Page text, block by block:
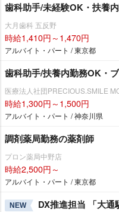
歯科助手/未経験OK・扶養
大月歯科 五反野
時給1,410円～1,470円
アルバイト・パート / 東京都
歯科助手/扶養内勤務OK・
医療法人社団PRECIOUS.SMILE
時給1,300円～1,500円
アルバイト・パート / 神奈川県
調剤薬局勤務の薬剤師
プロン薬局中野店
時給2,500円～
アルバイト・パート / 東京都
NEW DX推進担当 「大通